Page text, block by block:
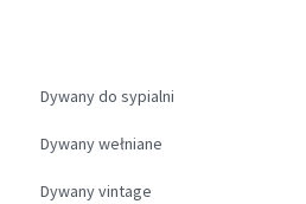
Dywany do sypialni
Dywany wełniane
Dywany vintage